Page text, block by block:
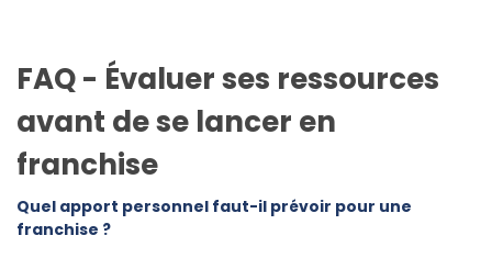
FAQ - Évaluer ses ressources
avant de se lancer en
franchise
Quel apport personnel faut-il prévoir pour une
franchise ?